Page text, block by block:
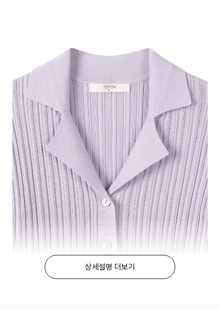
상세설명 더보기